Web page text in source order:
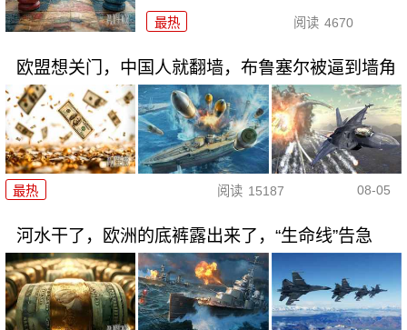
最热 阅读 4670
欧盟想关门，中国人就翻墙，布鲁塞尔被逼到墙角
最热 阅读 15187 08-05
河水干了，欧洲的底裤露出来了，“生命线”告急